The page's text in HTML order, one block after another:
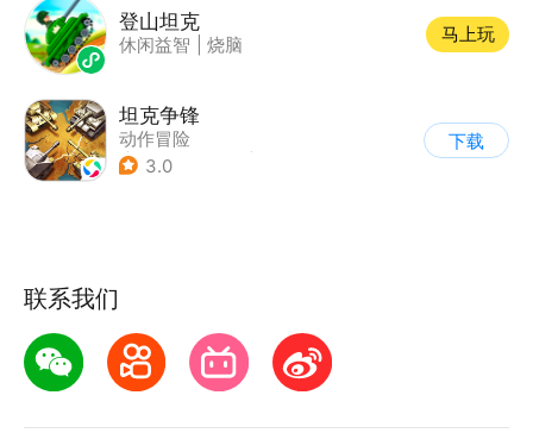
登山坦克
休闲益智 烧脑
马上玩
坦克争锋
动作冒险
| 第三人称射击
3.0
下载
联系我们